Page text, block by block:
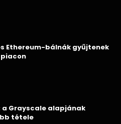
Ethereum-bálnák gyűjtenek
a Grayscale alapjának
tétele